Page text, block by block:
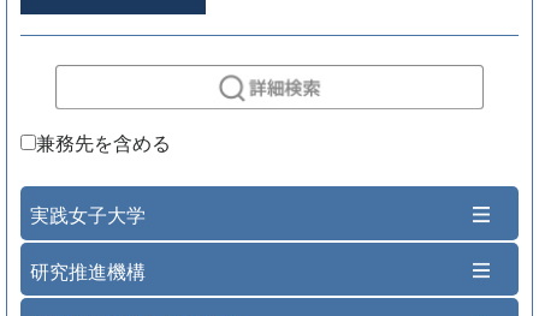
兼務先を含める
実践女子大学
研究推進機構